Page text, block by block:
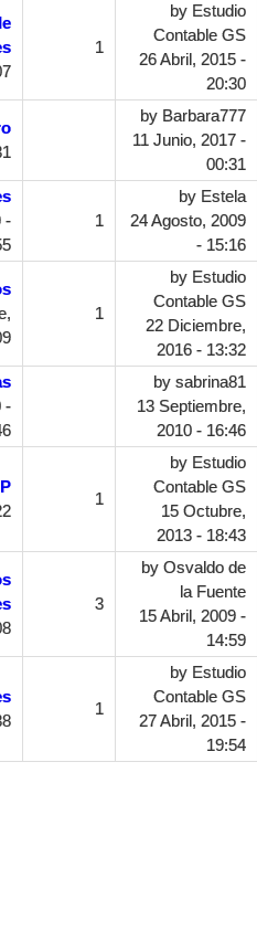
1
by Estudio
Contable GS
26 Abril, 2015 -
20:30
by Barbara777
11 Junio, 2017 -
00:31
-
1
by Estela
24 Agosto, 2009
- 15:16
1
by Estudio
Contable GS
22 Diciembre,
2016 - 13:32
-
by sabrina81
13 Septiembre,
2010 - 16:46
1
by Estudio
Contable GS
15 Octubre,
2013 - 18:43
3
by Osvaldo de
la Fuente
15 Abril, 2009 -
14:59
1
by Estudio
Contable GS
27 Abril, 2015 -
19:54